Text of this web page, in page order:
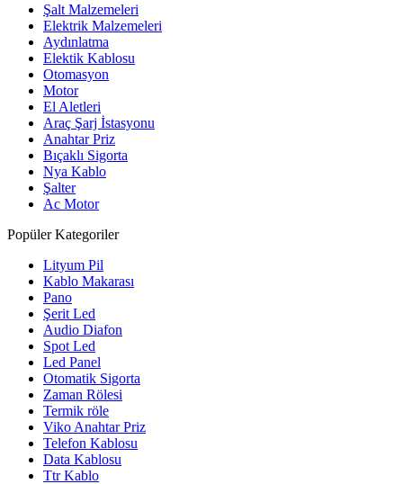
Şalt Malzemeleri
Elektrik Malzemeleri
Aydınlatma
Elektik Kablosu
Otomasyon
Motor
El Aletleri
Araç Şarj İstasyonu
Anahtar Priz
Bıçaklı Sigorta
Nya Kablo
Şalter
Ac Motor
Popüler Kategoriler
Lityum Pil
Kablo Makarası
Pano
Şerit Led
Audio Diafon
Spot Led
Led Panel
Otomatik Sigorta
Zaman Rölesi
Termik röle
Viko Anahtar Priz
Telefon Kablosu
Data Kablosu
Ttr Kablo